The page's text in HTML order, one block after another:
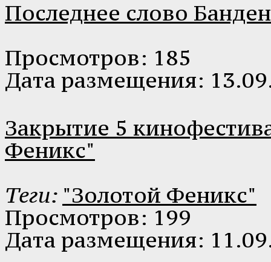
Последнее слово
Просмотров: 185
Дата размещения:
Закрытие 5
Феникс"
Теги: "Золотой Феникс"
Просмотров: 199
Дата размещения: